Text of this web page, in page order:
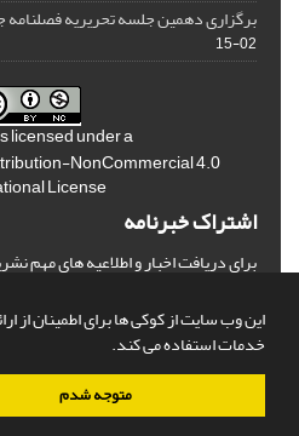
این وب سایت از کوکی ها برای اطمینان از
خدمات استفاده می کند.
متوجه شدم
برگزاری دهمین جلسه تحریریه
02-15
licensed under a
NonCommercial 4.0
License
اشتراک خبرنامه
برای دریافت اخبار و اطلاعیه های مهم